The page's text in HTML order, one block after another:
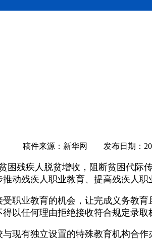
稿件来源：新华网 发布日期：
困残疾人脱贫增收，阻断贫困代
动残疾人职业教育、提高残疾人
业教育的机会，让完成义务教育
以任何理由拒绝接收符合规定录取
有独立设置的特殊教育机构合作